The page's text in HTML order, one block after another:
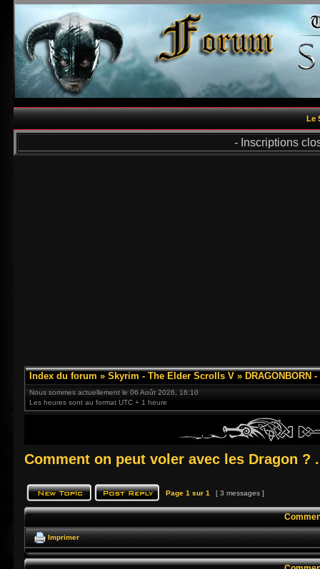
Le
- Inscriptions
Index du forum » Skyrim - The Elder Scrolls V » DRAGONBORN
Nous sommes actuellement le 06 Août 2026, 16:10
Les heures sont au format UTC + 1 heure
Comment on peut voler avec les Dragon ?
Page 1 sur 1 [ 3 messages ]
Imprimer